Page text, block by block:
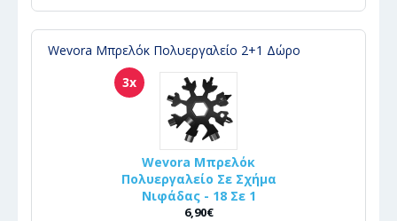
Wevora Μπρελόκ Πολυεργαλείο 2+1 Δώρο
3x
Wevora Μπρελόκ
Πολυεργαλείο Σε Σχήμα
Νιφάδας - 18 Σε 1
6,90€